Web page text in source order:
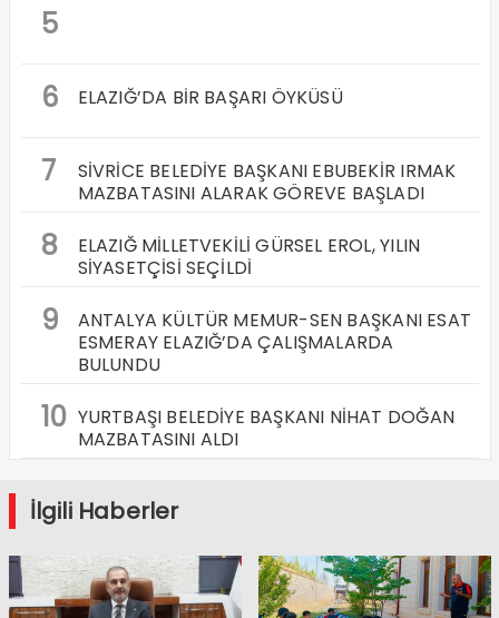
5
6
ELAZIĞ’DA BİR BAŞARI ÖYKÜSÜ
7
SİVRİCE BELEDİYE BAŞKANI EBUBEKİR IRMAK
MAZBATASINI ALARAK GÖREVE BAŞLADI
8
ELAZIĞ MİLLETVEKİLİ GÜRSEL EROL, YILIN
SİYASETÇİSİ SEÇİLDİ
9
ANTALYA KÜLTÜR MEMUR-SEN BAŞKANI ESAT
ESMERAY ELAZIĞ’DA ÇALIŞMALARDA
BULUNDU
10 YURTBAŞI BELEDİYE BAŞKANI NİHAT DOĞAN
MAZBATASINI ALDI
İlgili Haberler